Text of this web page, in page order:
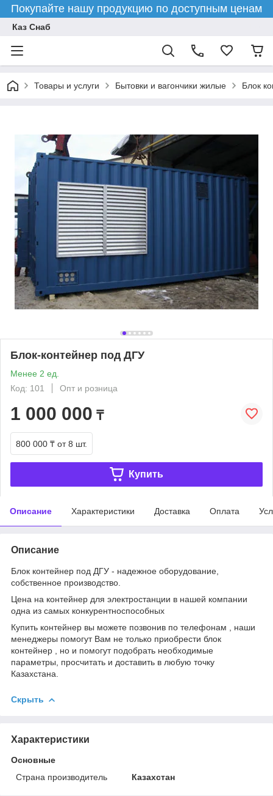
Покупайте нашу продукцию по доступным ценам
Каз Снаб
Товары и услуги Бытовки и вагончики жилые Блок
Блок-контейнер под ДГУ
Менее 2 ед.
Код: 101
Опт и розница
1 000 000 ₸
800 000 ₸ от 8 шт.
Купить
Описание Характеристики Доставка Оплата
Описание
Блок контейнер под ДГУ - надежное оборудование,
собственное производство.
Цена на контейнер для электростанции в нашей компании
одна из самых конкурентноспособных
Купить контейнер вы можете позвонив по телефонам , наши
менеджеры помогут Вам не только приобрести блок
контейнер
, но и помогут подобрать необходимые
параметры, просчитать и доставить в любую точку
Казахстана.
Скрыть
Характеристики
Основные
Страна производитель
Казахстан